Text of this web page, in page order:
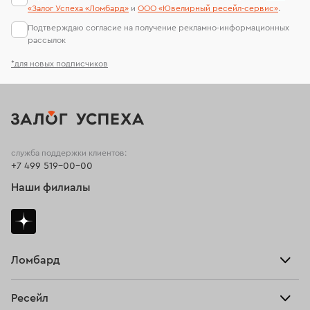
*для новых подписчиков
«Залог Успеха «Ломбард» и ООО «Ювелирный ресейл-сервиc».
Подтверждаю согласие на получение рекламно-информационных
рассылок
Ломбард
Ресейл
служба поддержки клиентов:
+7 499 519-00-00
Наши филиалы